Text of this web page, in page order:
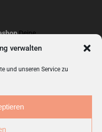
verwalten
und unseren Service zu
Deine
Gardinen,